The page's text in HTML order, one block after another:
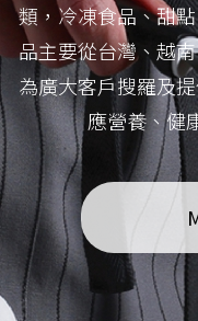
類，冷凍食品、甜
品主要從台灣、越
為廣大客戶搜羅及
應營養、健